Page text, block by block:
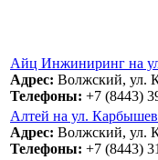
Айц Инжиниринг на
Адрес: Волжский, ул.
Телефоны: +7 (8443)
Алтей на ул.
Адрес: Волжский, ул.
Телефоны: +7 (8443)